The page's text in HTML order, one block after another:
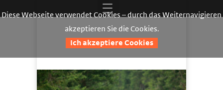
Diese Webseite verwendet Cookies – durch das Weiternavigieren
akzeptieren Sie die Cookies.
Ich akzeptiere Cookies